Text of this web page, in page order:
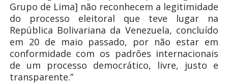
Grupo de Lima] não reconhecem a legitimidade
do processo eleitoral que teve lugar na
República Bolivariana da Venezuela, concluído
em 20 de maio passado, por não estar em
conformidade com os padrões internacionais
de um processo democrático, livre, justo e
transparente.”